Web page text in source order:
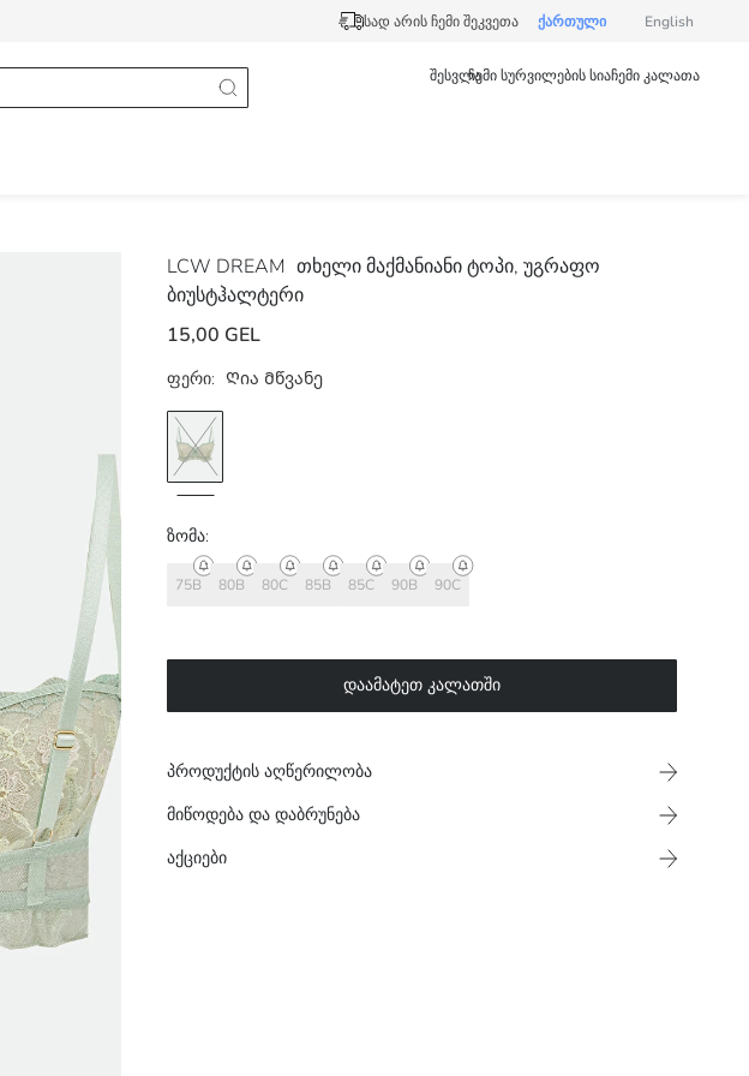
სად არის ჩემი შეკვეთა ქართული English
შესვლაჩემი სურვილების სიაჩემი კალათა
LCW DREAM თხელი მაქმანიანი ტოპი, უგრაფო
ბიუსტჰალტერი
15,00 GEL
ფერი: Ღია Მწვანე
ზომა:
75B 80B 80C 85B 85C 90B 90C
დაამატეთ კალათში
პროდუქტის აღწერილობა
მიწოდება და დაბრუნება
აქციები